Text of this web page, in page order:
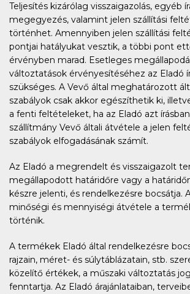
Teljesítés kizárólag visszaigazolás, egyéb
megegyezés, valamint jelen szállítási
történhet. Amennyiben jelen szállítási
pontjai hatályukat vesztik, a többi pont
érvényben marad. Esetleges
változtatások érvényesítéséhez az Eladó
szükséges. A Vevő által meghatározott
szabályok csak akkor egészíthetik ki,
a fenti feltételeket, ha az Eladó azt
szállítmány Vevő általi átvétele a jelen
szabályok elfogadásának számít.
Az Eladó a megrendelt és visszaigazolt
megállapodott határidőre vagy a
készre jelenti, és rendelkezésre bocsátja.
minőségi és mennyiségi átvétele a
történik.
A termékek Eladó által rendelkezésre
rajzain, méret- és súlytáblázatain, stb.
közelítő értékek, a műszaki változtatás
fenntartja. Az Eladó árajánlataiban,